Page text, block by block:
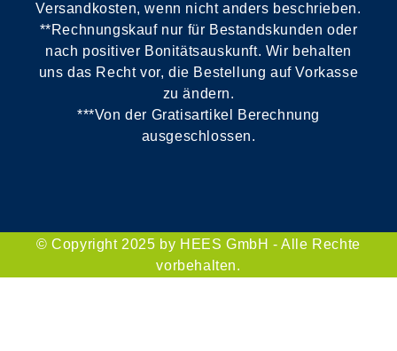
Versandkosten, wenn nicht anders beschrieben.
**Rechnungskauf nur für Bestandskunden oder
nach positiver Bonitätsauskunft. Wir behalten
uns das Recht vor, die Bestellung auf Vorkasse
zu ändern.
***Von der Gratisartikel Berechnung
ausgeschlossen.
© Copyright 2025 by HEES GmbH - Alle Rechte
vorbehalten.